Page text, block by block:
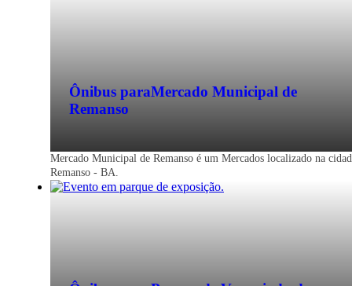
Ônibus paraMercado Municipal de
Remanso
Mercado Municipal de Remanso é um Mercados localizado na
Remanso - BA.